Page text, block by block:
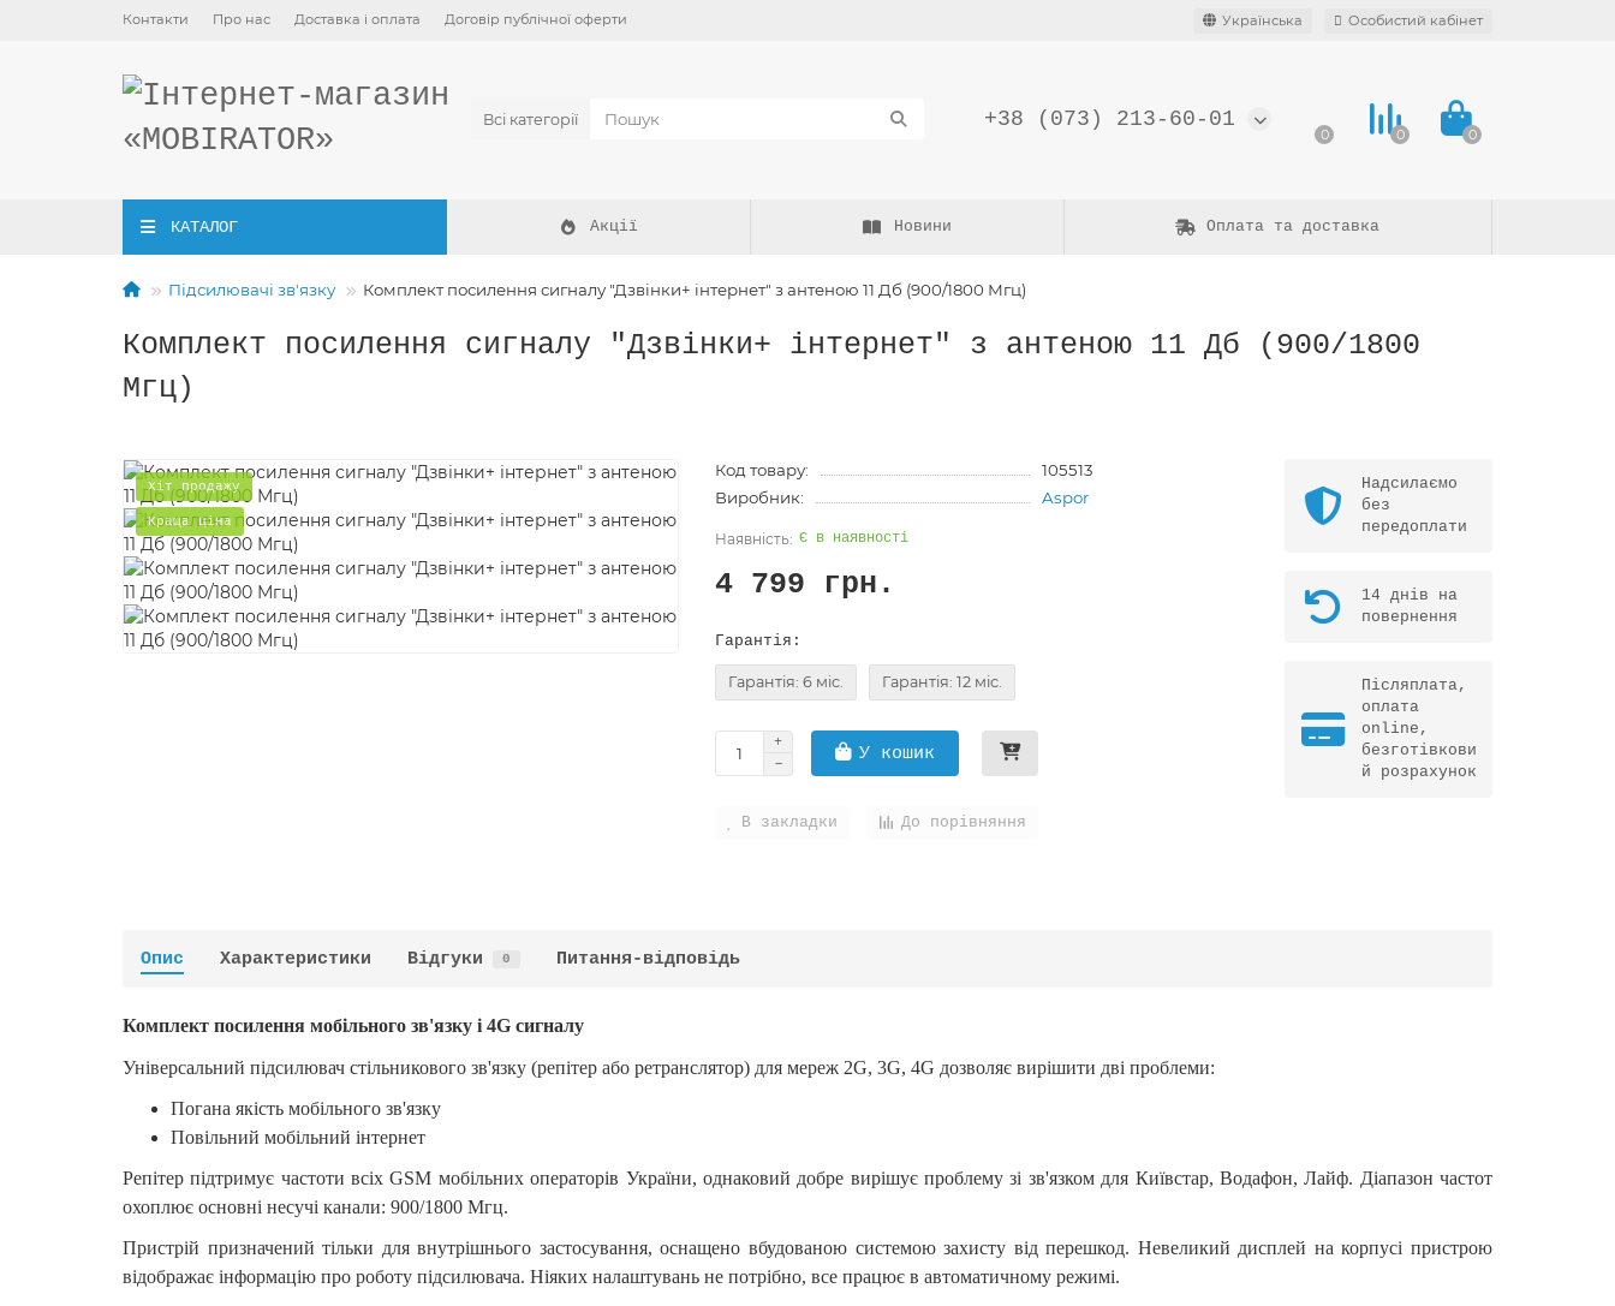
Контакти Про нас Доставка і оплата Договір публічної оферти Українська Особистий кабінет
Всі категорії +38 (073) 213-60-01
0 0 0
КАТАЛОГ Акції Новини Оплата та доставка
Підсилювачі зв'язку Комплект посилення сигналу "Дзвінки+ інтернет" з антеною 11 Дб (900/1800 Мгц)
Комплект посилення сигналу "Дзвінки+ інтернет" з антеною 11 Дб (900/1800
Мгц)
Хіт продажу
Краща ціна
Код товару:
105513
Виробник:
Aspor
Є в наявності
4 799 грн.
Гарантія:
Гарантія: 6 міс. Гарантія: 12 міс.
У кошик
В закладки До порівняння
Надсилаємо
без
передоплати
14 днів на
повернення
Післяплата,
оплата
online,
безготівкови
й розрахунок
Опис Характеристики Відгуки 0 Питання-відповідь
Комплект посилення мобільного зв'язку і 4G сигналу
Універсальний підсилювач стільникового зв'язку (репітер або ретранслятор) для мереж 2G, 3G, 4G дозволяє вирішити дві проблеми:
Погана якість мобільного зв'язку
Повільний мобільний інтернет
Репітер підтримує частоти всіх GSM мобільних операторів України, однаковий добре вирішує проблему зі зв'язком для Київстар, Водафон, Лайф. Діапазон частот
охоплює основні несучі канали: 900/1800 Мгц.
Пристрій призначений тільки для внутрішнього застосування, оснащено вбудованою системою захисту від перешкод. Невеликий дисплей на корпусі пристрою
відображає інформацію про роботу підсилювача. Ніяких налаштувань не потрібно, все працює в автоматичному режимі.